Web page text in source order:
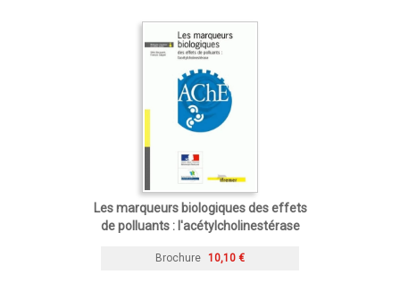
Les marqueurs biologiques des effets
de polluants : l'acétylcholinestérase
Brochure 10,10 €